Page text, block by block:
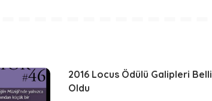
2016 Locus Ödülü Galipleri Belli
Oldu